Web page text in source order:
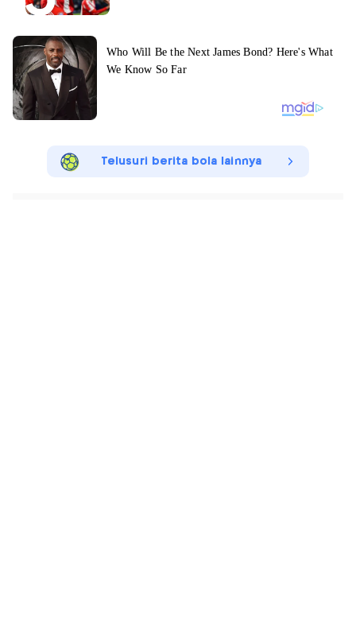
Telusuri berita bola lainnya